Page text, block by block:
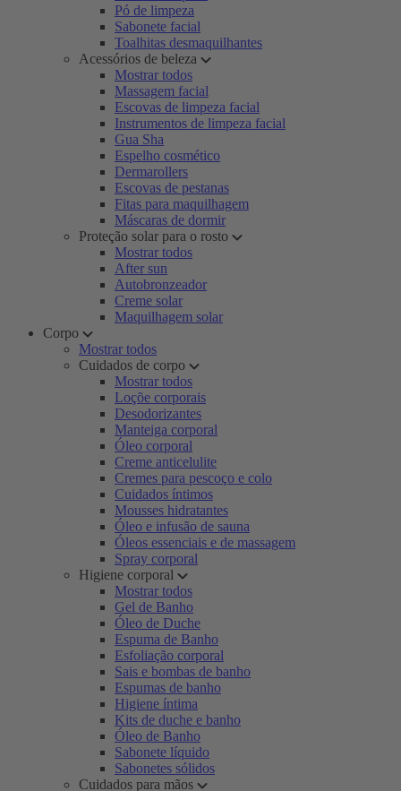
Pó de limpeza
Sabonete facial
Toalhitas desmaquilhantes
Acessórios de beleza
Mostrar todos
Massagem facial
Escovas de limpeza facial
Instrumentos de limpeza facial
Gua Sha
Espelho cosmético
Dermarollers
Escovas de pestanas
Fitas para maquilhagem
Máscaras de dormir
Proteção solar para o rosto
Mostrar todos
After sun
Autobronzeador
Creme solar
Maquilhagem solar
Corpo
Mostrar todos
Cuidados de corpo
Mostrar todos
Loçõe corporais
Desodorizantes
Manteiga corporal
Óleo corporal
Creme anticelulite
Cremes para pescoço e colo
Cuidados íntimos
Mousses hidratantes
Óleo e infusão de sauna
Óleos essenciais e de massagem
Spray corporal
Higiene corporal
Mostrar todos
Gel de Banho
Óleo de Duche
Espuma de Banho
Esfoliação corporal
Sais e bombas de banho
Espumas de banho
Higiene íntima
Kits de duche e banho
Óleo de Banho
Sabonete líquido
Sabonetes sólidos
Cuidados para mãos